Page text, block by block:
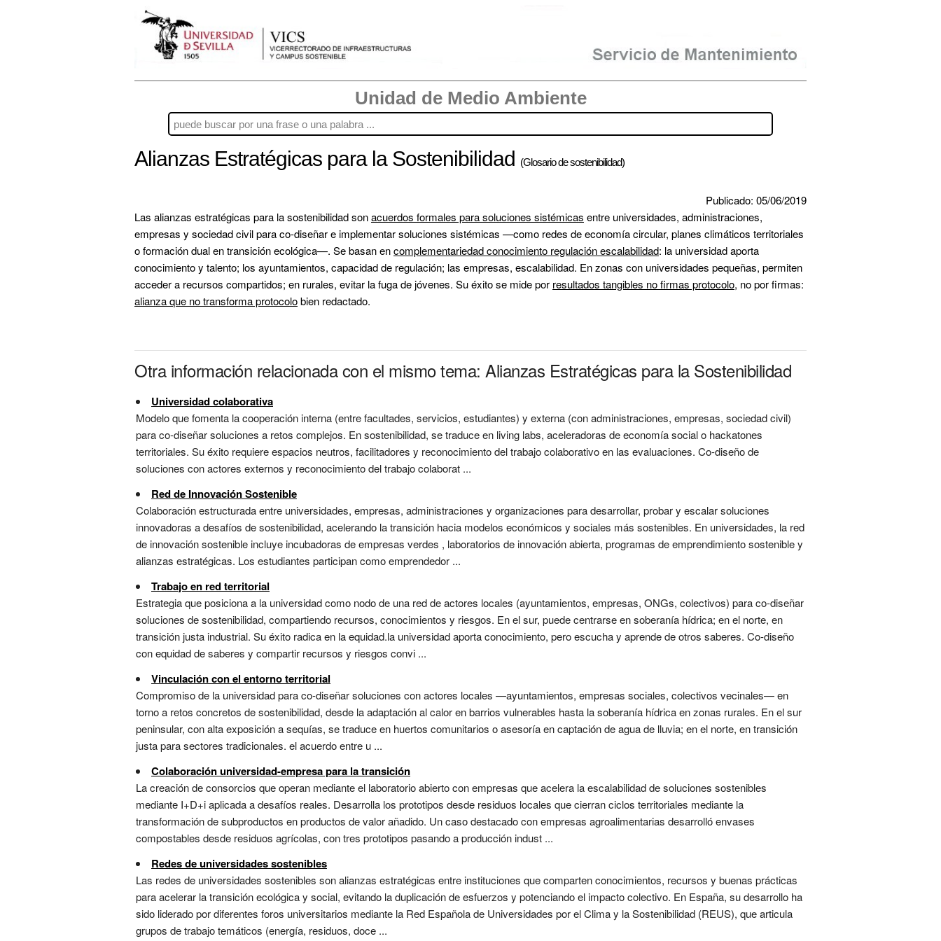
Unidad de Medio Ambiente
Alianzas Estratégicas para la Sostenibilidad (Glosario de sostenibilidad)
Publicado: 05/06/2019
Las alianzas estratégicas para la sostenibilidad son acuerdos formales para soluciones sistémicas entre universidades, administraciones,
empresas y sociedad civil para co-diseñar e implementar soluciones sistémicas —como redes de economía circular, planes climáticos territoriales
o formación dual en transición ecológica—. Se basan en complementariedad conocimiento regulación escalabilidad: la universidad aporta
conocimiento y talento; los ayuntamientos, capacidad de regulación; las empresas, escalabilidad. En zonas con universidades pequeñas, permiten
acceder a recursos compartidos; en rurales, evitar la fuga de jóvenes. Su éxito se mide por resultados tangibles no firmas protocolo
alianza que no transforma protocolo bien redactado.
Otra información relacionada con el mismo tema: Alianzas Estratégicas para la Sostenibilidad
Universidad colaborativa
Modelo que fomenta la cooperación interna (entre facultades, servicios, estudiantes) y externa (con administraciones, empresas, sociedad civil)
para co-diseñar soluciones a retos complejos. En sostenibilidad, se traduce en living labs, aceleradoras de economía social o hackatones
territoriales. Su éxito requiere espacios neutros, facilitadores y reconocimiento del trabajo colaborativo en las evaluaciones. Co-diseño de
soluciones con actores externos y reconocimiento del trabajo colaborat ...
Red de Innovación Sostenible
Colaboración estructurada entre universidades, empresas, administraciones y organizaciones para desarrollar, probar y escalar soluciones
innovadoras a desafíos de sostenibilidad, acelerando la transición hacia modelos económicos y sociales más sostenibles. En universidades, la red
de innovación sostenible incluye incubadoras de empresas verdes , laboratorios de innovación abierta, programas de emprendimiento sostenible y
alianzas estratégicas. Los estudiantes participan como emprendedor ...
Trabajo en red territorial
Estrategia que posiciona a la universidad como nodo de una red de actores locales (ayuntamientos, empresas, ONGs, colectivos) para co-diseñar
soluciones de sostenibilidad, compartiendo recursos, conocimientos y riesgos. En el sur, puede centrarse en soberanía hídrica; en el norte, en
transición justa industrial. Su éxito radica en la equidad.la universidad aporta conocimiento, pero escucha y aprende de otros saberes. Co-diseño
con equidad de saberes y compartir recursos y riesgos convi ...
Vinculación con el entorno territorial
Compromiso de la universidad para co-diseñar soluciones con actores locales —ayuntamientos, empresas sociales, colectivos vecinales— en
torno a retos concretos de sostenibilidad, desde la adaptación al calor en barrios vulnerables hasta la soberanía hídrica en zonas rurales. En el sur
peninsular, con alta exposición a sequías, se traduce en huertos comunitarios o asesoría en captación de agua de lluvia; en el norte, en transición
justa para sectores tradicionales. el acuerdo entre u ...
Colaboración universidad-empresa para la transición
La creación de consorcios que operan mediante el laboratorio abierto con empresas que acelera la escalabilidad de soluciones sostenibles
mediante I+D+i aplicada a desafíos reales. Desarrolla los prototipos desde residuos locales que cierran ciclos territoriales mediante la
transformación de subproductos en productos de valor añadido. Un caso destacado con empresas agroalimentarias desarrolló envases
compostables desde residuos agrícolas, con tres prototipos pasando a producción indust ...
Redes de universidades sostenibles
Las redes de universidades sostenibles son alianzas estratégicas entre instituciones que comparten conocimientos, recursos y buenas prácticas
para acelerar la transición ecológica y social, evitando la duplicación de esfuerzos y potenciando el impacto colectivo. En España, su desarrollo ha
sido liderado por diferentes foros universitarios mediante la Red Española de Universidades por el Clima y la Sostenibilidad (REUS), que articula
grupos de trabajo temáticos (energía, residuos, doce ...